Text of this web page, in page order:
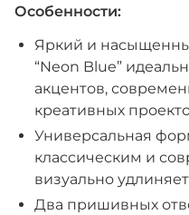
Особенности:
Яркий и
“Neon Blue”
акцентов,
креативных
Универсальная
классическим и
визуально
Два пришивных